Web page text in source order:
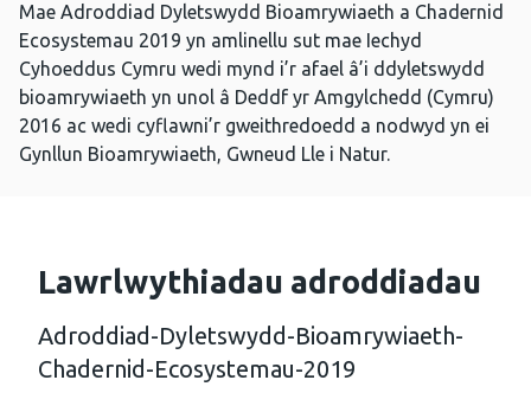
Mae Adroddiad Dyletswydd Bioamrywiaeth a Chadernid
Ecosystemau 2019 yn amlinellu sut mae Iechyd
Cyhoeddus Cymru wedi mynd i’r afael â’i ddyletswydd
bioamrywiaeth yn unol â Deddf yr Amgylchedd (Cymru)
2016 ac wedi cyflawni’r gweithredoedd a nodwyd yn ei
Gynllun Bioamrywiaeth, Gwneud Lle i Natur.
Lawrlwythiadau adroddiadau
Adroddiad-Dyletswydd-Bioamrywiaeth-
Chadernid-Ecosystemau-2019